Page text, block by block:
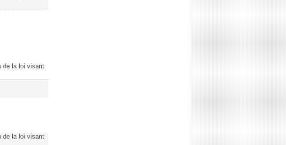
de la loi visant
de la loi visant